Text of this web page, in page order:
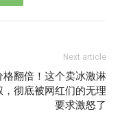
Next article
格翻倍！这个卖冰激淋
，彻底被网红们的无理
要求激怒了